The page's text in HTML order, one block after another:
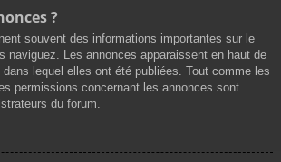
?
souvent des informations importantes sur le
naviguez. Les annonces apparaissent en haut de
lequel elles ont été publiées. Tout comme les
permissions concernant les annonces sont
du forum.